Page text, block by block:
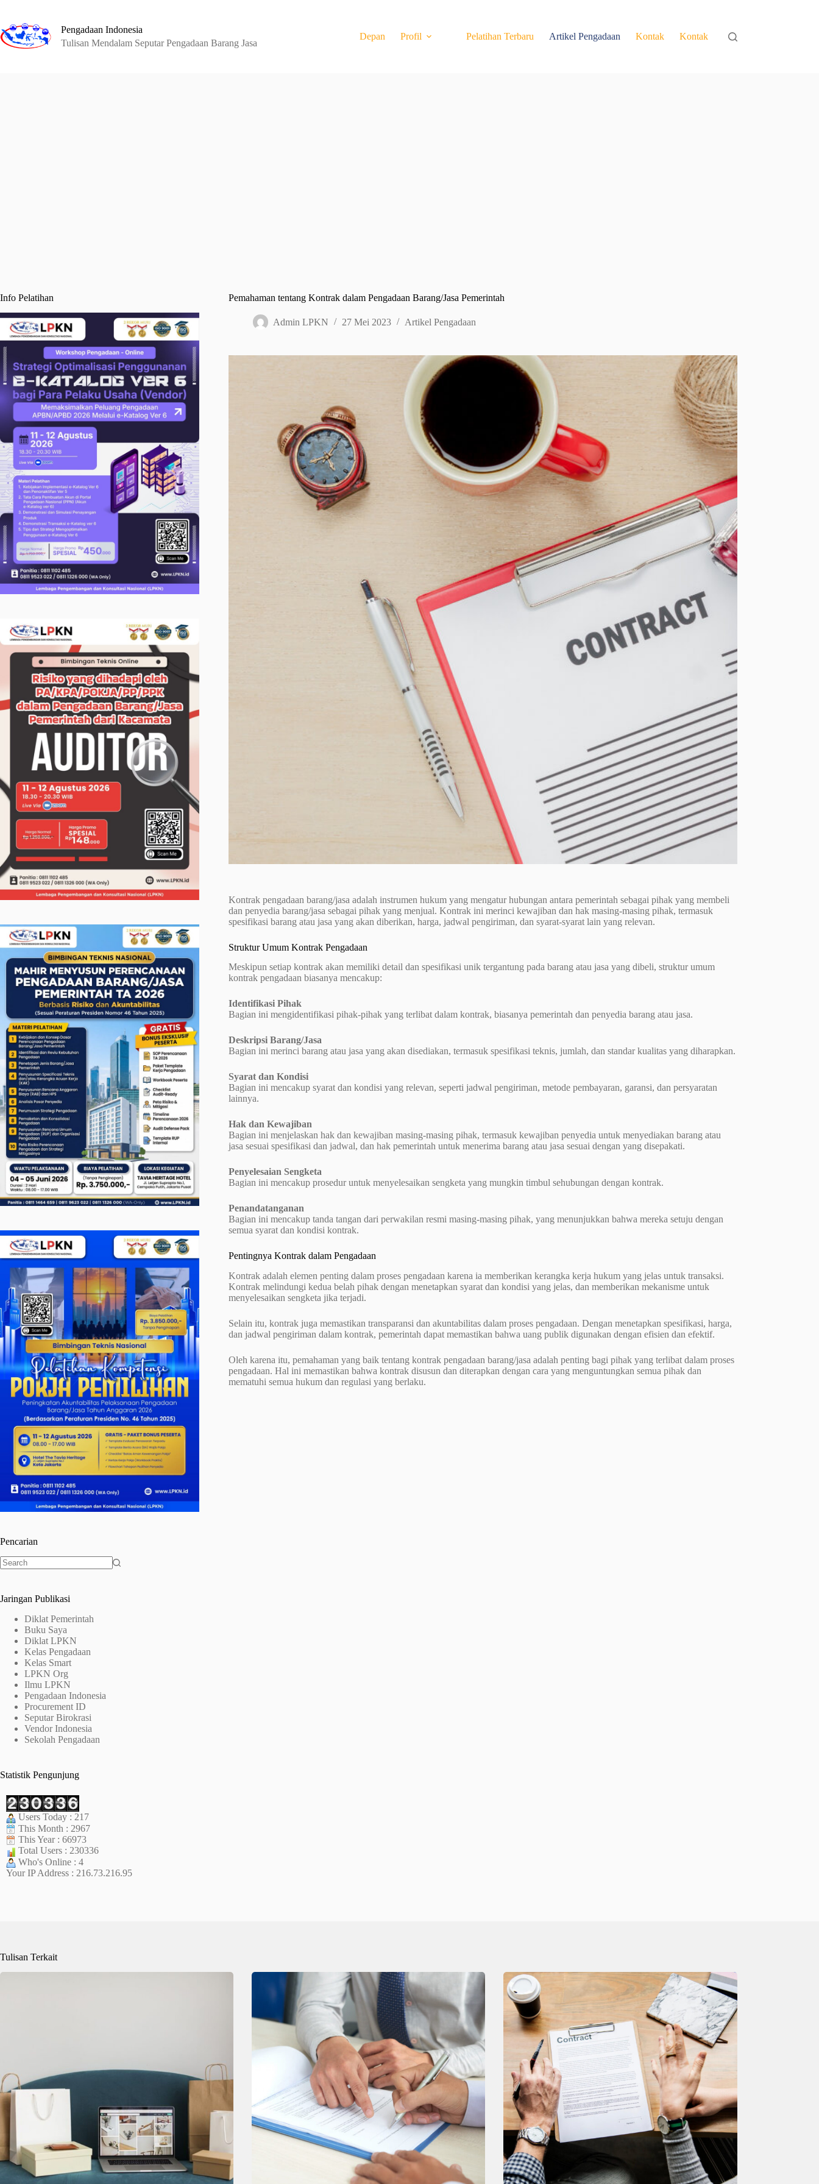
content
Pengadaan Indonesia
Tulisan Mendalam Seputar Pengadaan Barang Jasa
Depan Profil Pelatihan Terbaru Artikel Pengadaan Kontak Kontak
Pemahaman tentang Kontrak dalam Pengadaan Barang/Jasa Pemerintah
Admin LPKN 27 Mei 2023 Artikel Pengadaan
Kontrak pengadaan barang/jasa adalah instrumen hukum yang mengatur hubungan antara pemerintah sebagai pihak yang membeli
dan penyedia barang/jasa sebagai pihak yang menjual. Kontrak ini merinci kewajiban dan hak masing-masing pihak, termasuk
spesifikasi barang atau jasa yang akan diberikan, harga, jadwal pengiriman, dan syarat-syarat lain yang relevan.
Struktur Umum Kontrak Pengadaan
Meskipun setiap kontrak akan memiliki detail dan spesifikasi unik tergantung pada barang atau jasa yang dibeli, struktur umum
kontrak pengadaan biasanya mencakup:
Identifikasi Pihak
Bagian ini mengidentifikasi pihak-pihak yang terlibat dalam kontrak, biasanya pemerintah dan penyedia barang atau jasa.
Deskripsi Barang/Jasa
Bagian ini merinci barang atau jasa yang akan disediakan, termasuk spesifikasi teknis, jumlah, dan standar kualitas yang diharapkan.
Syarat dan Kondisi
Bagian ini mencakup syarat dan kondisi yang relevan, seperti jadwal pengiriman, metode pembayaran, garansi, dan persyaratan
lainnya.
Hak dan Kewajiban
Bagian ini menjelaskan hak dan kewajiban masing-masing pihak, termasuk kewajiban penyedia untuk menyediakan barang atau
jasa sesuai spesifikasi dan jadwal, dan hak pemerintah untuk menerima barang atau jasa sesuai dengan yang disepakati.
Penyelesaian Sengketa
Bagian ini mencakup prosedur untuk menyelesaikan sengketa yang mungkin timbul sehubungan dengan kontrak.
Penandatanganan
Bagian ini mencakup tanda tangan dari perwakilan resmi masing-masing pihak, yang menunjukkan bahwa mereka setuju dengan
semua syarat dan kondisi kontrak.
Pentingnya Kontrak dalam Pengadaan
Kontrak adalah elemen penting dalam proses pengadaan karena ia memberikan kerangka kerja hukum yang jelas untuk transaksi.
Kontrak melindungi kedua belah pihak dengan menetapkan syarat dan kondisi yang jelas, dan memberikan mekanisme untuk
menyelesaikan sengketa jika terjadi.
Selain itu, kontrak juga memastikan transparansi dan akuntabilitas dalam proses pengadaan. Dengan menetapkan spesifikasi, harga,
dan jadwal pengiriman dalam kontrak, pemerintah dapat memastikan bahwa uang publik digunakan dengan efisien dan efektif.
Oleh karena itu, pemahaman yang baik tentang kontrak pengadaan barang/jasa adalah penting bagi pihak yang terlibat dalam proses
pengadaan. Hal ini memastikan bahwa kontrak disusun dan diterapkan dengan cara yang menguntungkan semua pihak dan
mematuhi semua hukum dan regulasi yang berlaku.
Info Pelatihan
Pencarian
Jaringan Publikasi
Diklat Pemerintah
Buku Saya
Diklat LPKN
Kelas Pengadaan
Kelas Smart
LPKN Org
Ilmu LPKN
Pengadaan Indonesia
Procurement ID
Seputar Birokrasi
Vendor Indonesia
Sekolah Pengadaan
Statistik Pengunjung
Users Today : 217
This Month : 2967
This Year : 66973
Total Users : 230336
Who's Online : 4
Your IP Address : 216.73.216.95
Tulisan Terkait